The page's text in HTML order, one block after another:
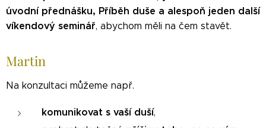
úvodní přednášku, Příběh duše a alespoň jeden další
víkendový seminář, abychom měli na čem stavět.
Martin
Na konzultaci můžeme např.
komunikovat s vaší duší,